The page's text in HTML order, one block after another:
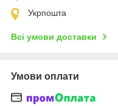
Укрпошта
Всі умови доставки
Умови оплати